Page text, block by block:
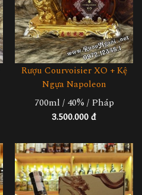
Rượu Courvoisier XO + Kệ
Ngựa Napoleon
700ml / 40% / Pháp
3.500.000 đ